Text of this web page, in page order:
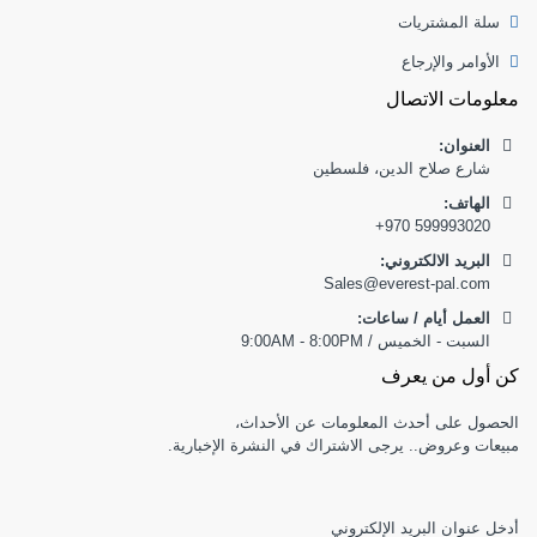
سلة المشتريات
الأوامر والإرجاع
معلومات الاتصال
العنوان:
شارع صلاح الدين، فلسطين
:الهاتف
+970 599993020
البريد الالكتروني:
Sales@everest-pal.com
العمل أيام / ساعات:
السبت - الخميس / 9:00AM - 8:00PM
كن أول من يعرف
الحصول على أحدث المعلومات عن الأحداث،
مبيعات وعروض.. يرجى الاشتراك في النشرة الإخبارية.
أدخل عنوان البريد الإلكتروني